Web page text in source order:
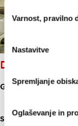
Izbira
soglasja
Varnost, pravilno
Nastavitve
Spremljanje
Oglaševanje in
DRAŽ
GORNJI TRG 9
SLOVENSKI